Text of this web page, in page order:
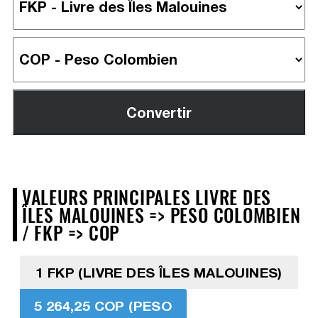
VALEURS PRINCIPALES LIVRE DES
ÎLES MALOUINES => PESO COLOMBIEN
/ FKP => COP
1 FKP (LIVRE DES ÎLES MALOUINES)
5 264,25 COP (PESO